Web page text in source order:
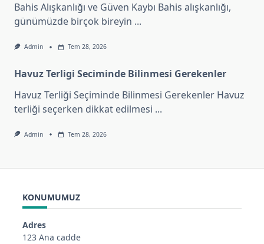
Bahis Alışkanlığı ve Güven Kaybı Bahis alışkanlığı,
günümüzde birçok bireyin ...
Admin Tem 28, 2026
Havuz Terligi Seciminde Bilinmesi Gerekenler
Havuz Terliği Seçiminde Bilinmesi Gerekenler Havuz
terliği seçerken dikkat edilmesi ...
Admin Tem 28, 2026
KONUMUMUZ
Adres
123 Ana cadde